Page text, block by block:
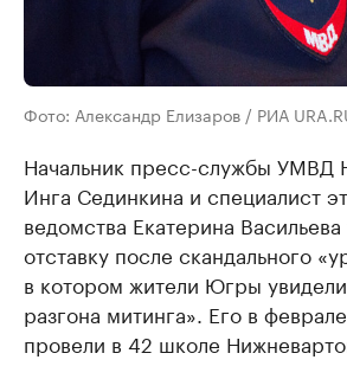
Фото: Александр Елизаров / РИА
Начальник пресс-службы УМВД
Инга Сединкина и специалист
ведомства Екатерина Васильева
отставку после скандального
в котором жители Югры
разгона митинга». Его в
провели в 42 школе